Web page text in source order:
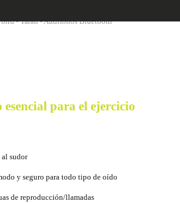
para el ejercicio
al sudor
y seguro para todo tipo de oído
de reproducción/llamadas